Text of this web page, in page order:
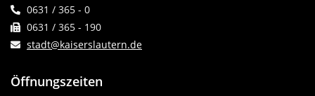
0631 / 365 - 0
0631 / 365 - 190
stadt@kaiserslautern.de
Öffnungszeiten